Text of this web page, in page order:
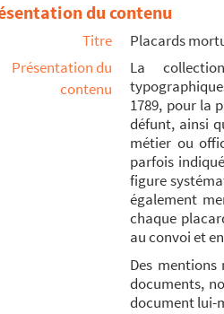
4-AFF-000396. Louis-Jérôme
4-AFF-000397. Denis-Henry
4-AFF-000398. Victoire-Thérèse
4-AFF-000399. Robert-
4-AFF-000400 ; 4-AFF-000401.
4-AFF-001421. Pierre Drevet,
4-AFF-000402. Anne-Catherine
4-AFF-000403. Damien
4-AFF-000404. Marie-Catherine
4-AFF-000405. Jean Dutartre,
4-AFF-000406. Marie-Thérèse-
du contenu
Titre
Placards
Présentation du
contenu
La
1789, pour la
défunt, ainsi
métier ou
parfois
figure
également
chaque
au convoi et
Des
documents,
document lui-